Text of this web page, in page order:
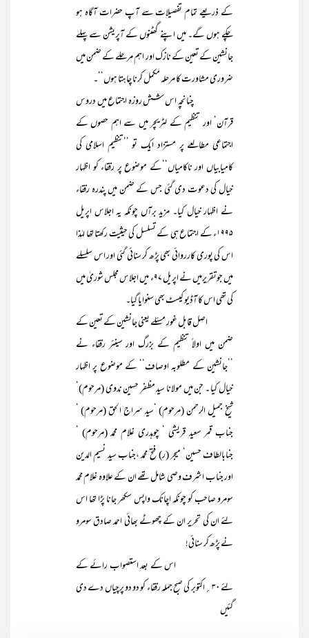
کے ذریعے تمام تفصیلات سے آپ حضرات آگاہ ہو
چکے ہوں گے۔ میں اپنے گھٹنوں کے آپریشن سے پہلے
جانشین کے تعین کے نازک اور اہم مرحلے کے ضمن میں
ضروری مشاورت کا مرحلہ مکمل کرنا چاہتا ہوں‘‘۔
چنانچہ اس شش روزہ اجتماع میں دروس
قرآن‘ اور تنظیم کے لٹریچر میں سے اہم حصوں کے
اجتماعی مطالعے پر مستزاد ایک تو ’’تنظیم اسلامی کی
کامیابیاں اور ناکامیاں‘‘کے موضوع پر رفقاء کو اظہار
خیال کی دعوت دی گئی جس کے ضمن میں پندرہ رفقاء
نے اظہار خیال کیا۔ مزید برآں چونکہ یہ اجلاس اپریل
۱۹۹۵ء کے اجتماع ہی کے تسلسل کی حیثیت رکھتا تھا لہٰذا
اس کی پوری کارروائی بھی پڑھ کر سنائی گئی اور اس سلسلے
میں جوتقریرمیں نے اپریل ۹۷ء میں اجلاس مجلس شوریٰ میں
کی تھی اس کا آڈیو کیسٹ بھی سنوایا گیا۔
اصل قابل غور مسئلے یعنی جانشین کے تعین کے
ضمن میں اولاً تنظیم کے بزرگ اور سینئر رفقاء نے
’’جانشین کے مطلوبہ اوصاف‘‘ کے موضوع پر اظہار
خیال کیا ۔ جن میں مولانا سید مظفر حسین ندوی (مرحوم)‘
شیخ جمیل الرحمن (مرحوم) ‘سید سراج الحق (مرحوم) ‘
جناب قمر سعید قریشی ‘ چوہدری غلام محمد (مرحوم) ‘
جنابالطاف حسین‘ میجر (ر) فتح محمد ،جناب سید نسیم الدین
اور جناب اشرف وصی شامل تھے ان کے علاوہ غلام محمد
سومرو صاحب کو چونکہ اچانک واپس سکھر جانا پڑا تھا اس
لئے ان کی تحریر ان کے چھوٹے بھائی احمد صادق سومرو
نے پڑھ کر سنائی!
اس کے بعد استصواب رائے کے
لئے ۳۰؍اکتوبر کی صبح جملہ رفقاء کو دو دو پرچیاں دے دی
گئیں